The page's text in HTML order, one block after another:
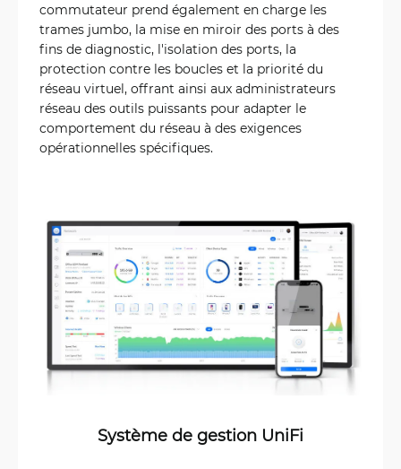
commutateur prend également en charge les
trames jumbo, la mise en miroir des ports à des
fins de diagnostic, l'isolation des ports, la
protection contre les boucles et la priorité du
réseau virtuel, offrant ainsi aux administrateurs
réseau des outils puissants pour adapter le
comportement du réseau à des exigences
opérationnelles spécifiques.
Système de gestion UniFi